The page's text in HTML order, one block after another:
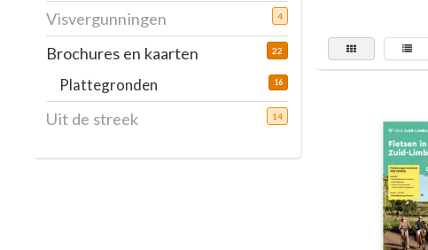
Visvergunningen 4
Brochures en kaarten 22
Plattegronden 16
Uit de streek 14